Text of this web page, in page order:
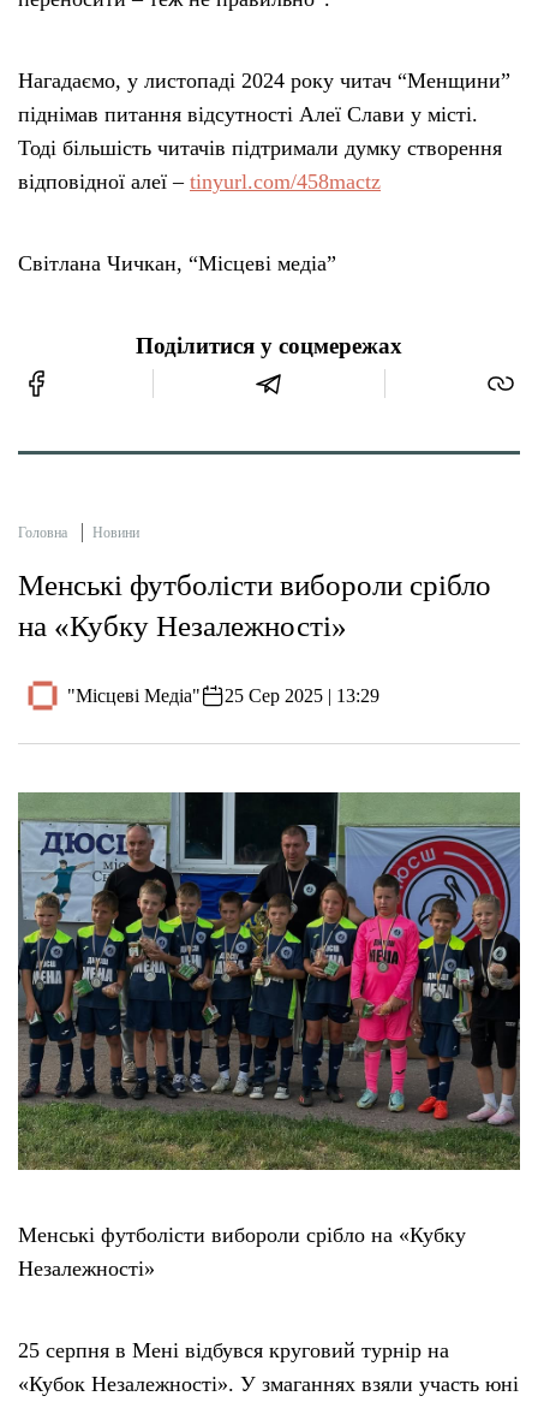
Нагадаємо, у листопаді 2024 року читач “Менщини”
піднімав питання відсутності Алеї Слави у місті.
Тоді більшість читачів підтримали думку створення
відповідної алеї – tinyurl.com/458mactz
Світлана Чичкан, “Місцеві медіа”
Поділитися у соцмережах
Головна Новини
Менські футболісти вибороли срібло
на «Кубку Незалежності»
"Місцеві Медіа" 25 Сер 2025 | 13:29
Менські футболісти вибороли срібло на «Кубку
Незалежності»
25 серпня в Мені відбувся круговий турнір на
«Кубок Незалежності». У змаганнях взяли участь юні